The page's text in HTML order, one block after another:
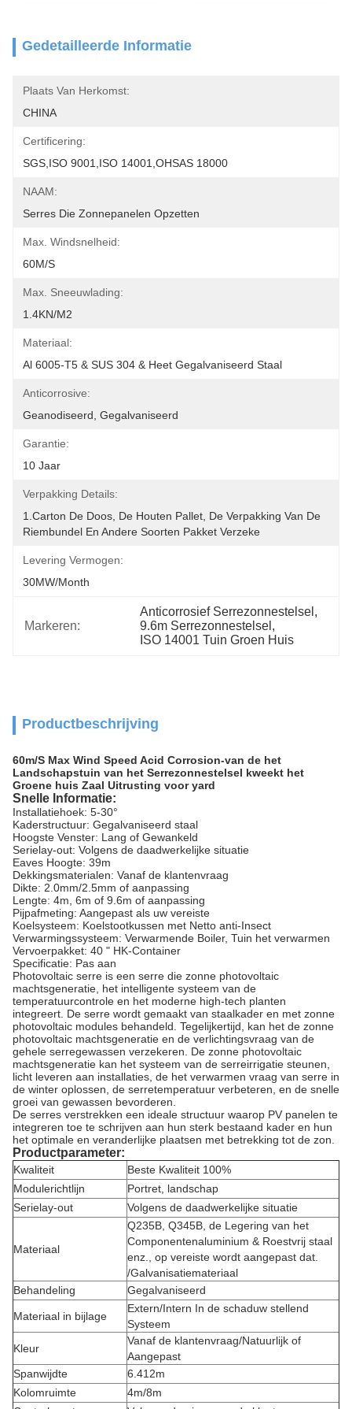
Gedetailleerde Informatie
Plaats Van Herkomst:
CHINA
Certificering:
SGS,ISO 9001,ISO 14001,OHSAS 18000
NAAM:
Serres Die Zonnepanelen Opzetten
Max. Windsnelheid:
60M/S
Max. Sneeuwlading:
1.4KN/m2
Materiaal:
Al 6005-T5 & SUS 304 & Heet Gegalvaniseerd Staal
Anticorrosive:
Geanodiseerd, Gegalvaniseerd
Garantie:
10 Jaar
Verpakking Details:
1.Carton De Doos, De Houten Pallet, De Verpakking Van De
Riembundel En Andere Soorten Pakket Verzeke
Levering Vermogen:
30MW/month
Markeren:
Anticorrosief Serrezonnestelsel ,
9.6m Serrezonnestelsel ,
ISO 14001 Tuin Groen Huis
Productbeschrijving
60m/S Max Wind Speed Acid Corrosion-van de het
Landschapstuin van het Serrezonnestelsel kweekt het
Groene huis Zaal Uitrusting voor yard
Snelle Informatie:
Installatiehoek: 5-30°
Kaderstructuur: Gegalvaniseerd staal
Hoogste Venster: Lang of Gewankeld
Serielay-out: Volgens de daadwerkelijke situatie
Eaves Hoogte: 39m
Dekkingsmaterialen: Vanaf de klantenvraag
Dikte: 2.0mm/2.5mm of aanpassing
Lengte: 4m, 6m of 9.6m of aanpassing
Pijpafmeting: Aangepast als uw vereiste
Koelsysteem: Koelstootkussen met Netto anti-Insect
Verwarmingssysteem: Verwarmende Boiler, Tuin het verwarmen
Vervoerpakket: 40 " HK-Container
Specificatie: Pas aan
Photovoltaic serre is een serre die zonne photovoltaic
machtsgeneratie, het intelligente systeem van de
temperatuurcontrole en het moderne high-tech planten
integreert. De serre wordt gemaakt van staalkader en met zonne
photovoltaic modules behandeld. Tegelijkertijd, kan het de zonne
photovoltaic machtsgeneratie en de verlichtingsvraag van de
gehele serregewassen verzekeren. De zonne photovoltaic
machtsgeneratie kan het systeem van de serreirrigatie steunen,
licht leveren aan installaties, de het verwarmen vraag van serre in
de winter oplossen, de serretemperatuur verbeteren, en de snelle
groei van gewassen bevorderen.
De serres verstrekken een ideale structuur waarop PV panelen te
integreren toe te schrijven aan hun sterk bestaand kader en hun
het optimale en veranderlijke plaatsen met betrekking tot de zon.
Productparameter:
Kwaliteit
Beste Kwaliteit 100%
Modulerichtlijn
Portret, landschap
Serielay-out
Volgens de daadwerkelijke situatie
Materiaal
Q235B, Q345B, de Legering van het
Componentenaluminium & Roestvrij staal
enz., op vereiste wordt aangepast dat.
/Galvanisatiemateriaal
Behandeling
Gegalvaniseerd
Materiaal in bijlage
Extern/Intern In de schaduw stellend
Systeem
Kleur
Vanaf de klantenvraag/Natuurlijk of
Aangepast
Spanwijdte
6.412m
Kolomruimte
4m/8m